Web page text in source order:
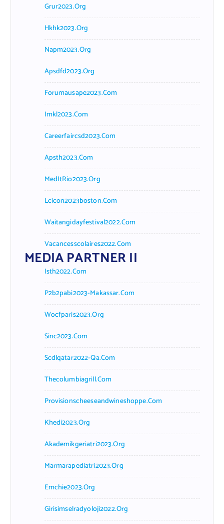
Grur2023.org
Hkhk2023.org
Napm2023.org
Apsdfd2023.org
Forumausape2023.com
Imkl2023.com
Careerfaircsd2023.com
Apsth2023.com
MedItRio2023.org
Lcicon2023boston.com
Waitangidayfestival2022.com
Vacancesscolaires2022.com
MEDIA PARTNER II
Isth2022.com
P2b2pabi2023-Makassar.com
Wocfparis2023.org
Sinc2023.com
Scdlqatar2022-Qa.com
Thecolumbiagrill.com
Provisionscheeseandwineshoppe.com
Khedi2023.org
Akademikgeriatri2023.org
Marmarapediatri2023.org
Emchie2023.org
Girisimselradyoloji2022.org